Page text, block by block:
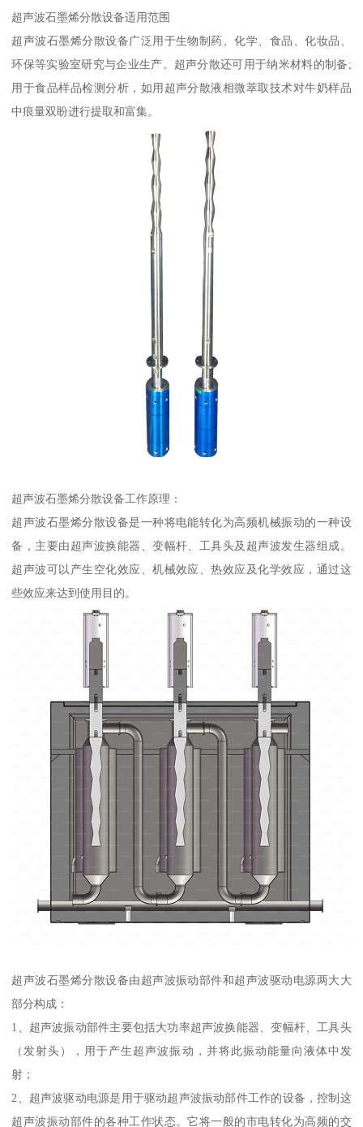
超声波石墨烯分散设备适用范围
超声波石墨烯分散设备广泛用于生物制药、化学、食品、化妆品、
环保等实验室研究与企业生产。超声分散还可用于纳米材料的制备;
用于食品样品检测分析，如用超声分散液相微萃取技术对牛奶样品
中痕量双盼进行提取和富集。
超声波石墨烯分散设备工作原理：
超声波石墨烯分散设备是一种将电能转化为高频机械振动的一种设
备，主要由超声波换能器、变幅杆、工具头及超声波发生器组成。
超声波可以产生空化效应、机械效应、热效应及化学效应，通过这
些效应来达到使用目的。
超声波石墨烯分散设备由超声波振动部件和超声波驱动电源两大大
部分构成：
1、超声波振动部件主要包括大功率超声波换能器、变幅杆、工具头
（发射头），用于产生超声波振动，并将此振动能量向液体中发
射；
2、超声波驱动电源是用于驱动超声波振动部件工作的设备，控制这
超声波振动部件的各种工作状态。它将一般的市电转化为高频的交